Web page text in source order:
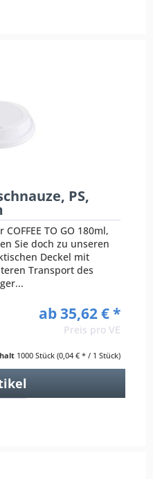
PS,
TO GO 180ml,
Sie doch zu unseren
Deckel mit
Transport des
ab 35,62 € *
Preis pro VE
1000 Stück (0,04 € * / 1 Stück)